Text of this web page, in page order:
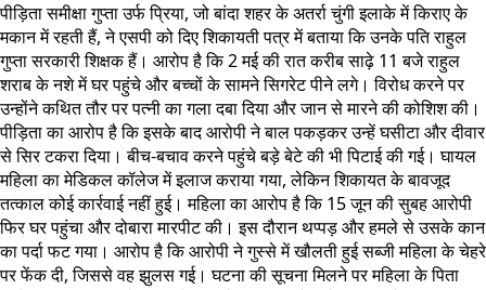
पीड़िता समीक्षा गुप्ता उर्फ प्रिया, जो बांदा शहर के अतर्रा चुंगी इलाके में किराए के
मकान में रहती हैं, ने एसपी को दिए शिकायती पत्र में बताया कि उनके पति राहुल
गुप्ता सरकारी शिक्षक हैं। आरोप है कि 2 मई की रात करीब साढ़े 11 बजे राहुल
शराब के नशे में घर पहुंचे और बच्चों के सामने सिगरेट पीने लगे। विरोध करने पर
उन्होंने कथित तौर पर पत्नी का गला दबा दिया और जान से मारने की कोशिश की।
पीड़िता का आरोप है कि इसके बाद आरोपी ने बाल पकड़कर उन्हें घसीटा और दीवार
से सिर टकरा दिया। बीच-बचाव करने पहुंचे बड़े बेटे की भी पिटाई की गई। घायल
महिला का मेडिकल कॉलेज में इलाज कराया गया, लेकिन शिकायत के बावजूद
तत्काल कोई कार्रवाई नहीं हुई। महिला का आरोप है कि 15 जून की सुबह आरोपी
फिर घर पहुंचा और दोबारा मारपीट की। इस दौरान थप्पड़ और हमले से उसके कान
का पर्दा फट गया। आरोप है कि आरोपी ने गुस्से में खौलती हुई सब्जी महिला के चेहरे
पर फेंक दी, जिससे वह झुलस गई। घटना की सूचना मिलने पर महिला के पिता